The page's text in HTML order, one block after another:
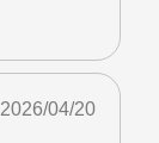
2026/04/20